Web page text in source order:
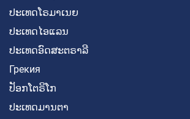
ປະເທດໂຣມາເນຍ
ປະເທດໄອແລນ
ປະເທດອົດສະຕຣາລີ
Грекия
ປັອກໂຕຣິໂກ
ປະເທດມານຕາ